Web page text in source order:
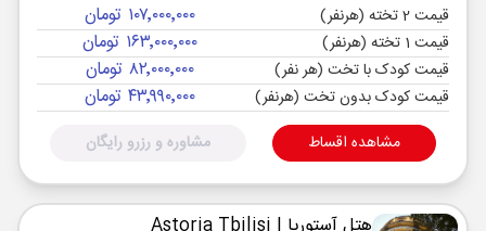
قیمت 2 تخته (هرنفر) ۱۰۷٬۰۰۰٬۰۰۰ تومان
قیمت 1 تخته (هرنفر) ۱۶۳٬۰۰۰٬۰۰۰ تومان
قیمت کودک با تخت (هر نفر) ۸۲٬۰۰۰٬۰۰۰ تومان
قیمت کودک بدون تخت (هرنفر) ۴۳٬۹۹۰٬۰۰۰ تومان
مشاهده اقساط مشاوره و رزرو رایگان